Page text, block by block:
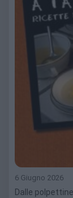
6 Giugno 2026
Dalle